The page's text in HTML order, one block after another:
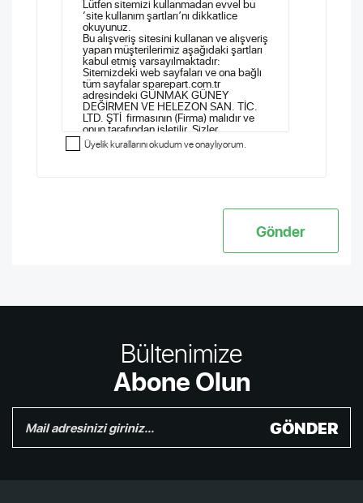
Üyelik kurallarını okudum ve onaylıyorum.
Bültenimize
Abone Olun
GÖNDER